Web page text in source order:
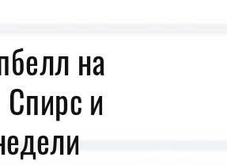
на
и